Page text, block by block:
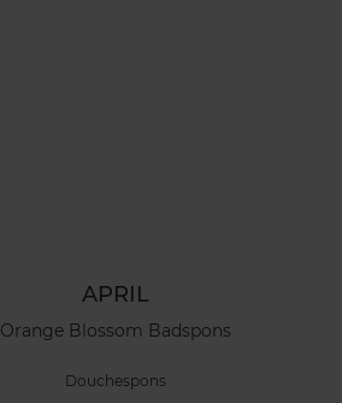
APRIL
Orange Blossom Badspons
Douchespons